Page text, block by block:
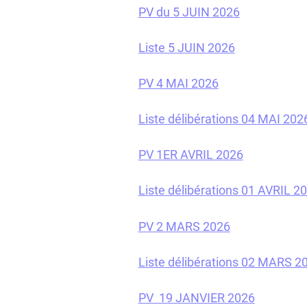
PV du 5 JUIN 2026
Liste 5 JUIN 2026
PV 4 MAI 2026
Liste délibérations 04 MAI
PV 1ER AVRIL 2026
Liste délibérations 01 AVRIL
PV 2 MARS 2026
Liste délibérations 02 MARS
PV 19 JANVIER 2026